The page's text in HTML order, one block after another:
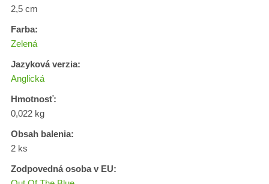
2,5 cm
Farba:
Zelená
Jazyková verzia:
Anglická
Hmotnosť:
0,022 kg
Obsah balenia:
2 ks
Zodpovedná osoba v EU: